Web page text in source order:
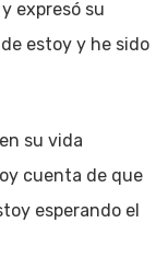
expresó su
estoy y he sido
su vida
cuenta de que
esperando el